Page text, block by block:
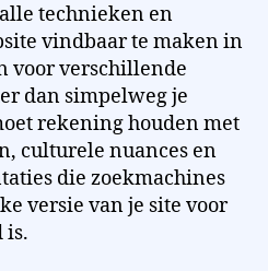
technieken en
vindbaar te maken in
voor verschillende
dan simpelweg je
rekening houden met
culturele nuances en
die zoekmachines
versie van je site voor
is.